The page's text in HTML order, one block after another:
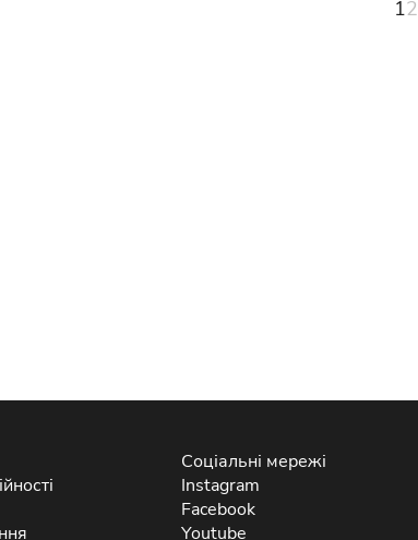
12
Соціальні мережі
Instagram
Facebook
Youtube